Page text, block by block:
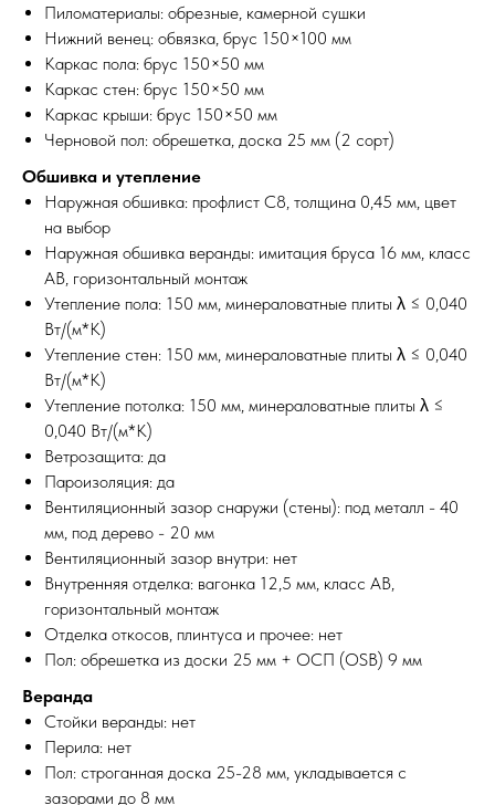
Пиломатериалы: обрезные, камерной сушки
Нижний венец: обвязка, брус 150×100 мм
Каркас пола: брус 150×50 мм
Каркас стен: брус 150×50 мм
Каркас крыши: брус 150×50 мм
Черновой пол: обрешетка, доска 25 мм (2 сорт)
Обшивка и утепление
Наружная обшивка: профлист С8, толщина 0,45 мм, цвет
на выбор
Наружная обшивка веранды: имитация бруса 16 мм, класс
АВ, горизонтальный монтаж
Утепление пола: 150 мм, минераловатные плиты λ ≤ 0,040
Вт/(м*К)
Утепление стен: 150 мм, минераловатные плиты λ ≤ 0,040
Вт/(м*К)
Утепление потолка: 150 мм, минераловатные плиты λ ≤
0,040 Вт/(м*К)
Ветрозащита: да
Пароизоляция: да
Вентиляционный зазор снаружи (стены): под металл - 40
мм, под дерево - 20 мм
Вентиляционный зазор внутри: нет
Внутренняя отделка: вагонка 12,5 мм, класс АВ,
горизонтальный монтаж
Отделка откосов, плинтуса и прочее: нет
Пол: обрешетка из доски 25 мм + ОСП (OSB) 9 мм
Веранда
Стойки веранды: нет
Перила: нет
Пол: строганная доска 25-28 мм, укладывается с
зазорами до 8 мм